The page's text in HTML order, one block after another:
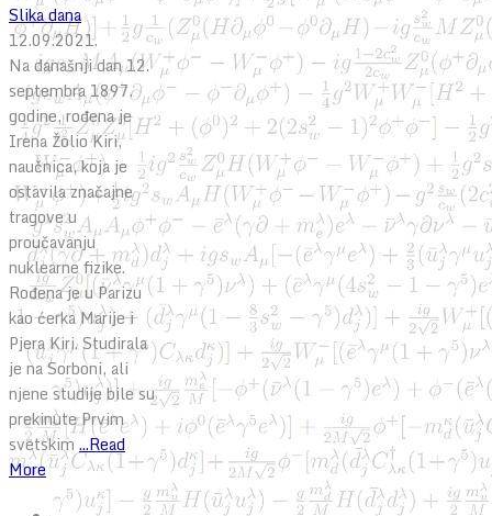
Slika dana
12.09.2021.
Na današnji dan 12.
septembra 1897.
godine, rođena je
Irena Žolio Kiri,
naučnica, koja je
ostavila značajne
tragove u
proučavanju
nuklearne fizike.
Rođena je u Parizu
kao ćerka Marije i
Pjera Kiri. Studirala
je na Sorboni, ali
njene studije bile su
prekinute Prvim
svetskim ...Read
More